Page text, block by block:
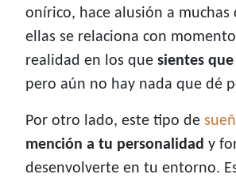
onírico, hace alusión a muchas
ellas se relaciona con
realidad en los que sientes
pero aún no hay nada que dé
Por otro lado, este tipo de
mención a tu personalidad y
desenvolverte en tu entorno.